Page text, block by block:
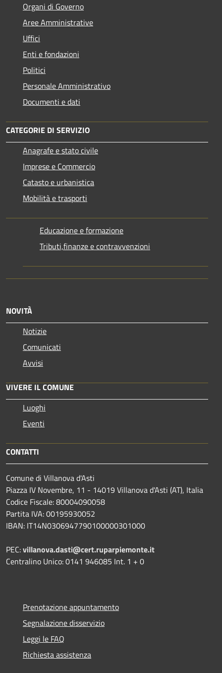
Organi di Governo
Aree Amministrative
Uffici
Enti e fondazioni
Politici
Personale Amministrativo
Documenti e dati
CATEGORIE DI SERVIZIO
Anagrafe e stato civile
Imprese e Commercio
Catasto e urbanistica
Mobilità e trasporti
Educazione e formazione
Tributi,finanze e contravvenzioni
NOVITÀ
Notizie
Comunicati
Avvisi
VIVERE IL COMUNE
Luoghi
Eventi
CONTATTI
Comune di Villanova d'Asti
Piazza IV Novembre, 11 - 14019 Villanova d'Asti (AT), Italia
Codice Fiscale: 80004090058
Partita IVA: 00195930052
IBAN: IT14N0306947790100000301000
PEC:villanova.dasti@cert.ruparpiemonte.it
Centralino Unico: 0141 946085 Int. 1 + 0
Prenotazione appuntamento
Segnalazione disservizio
Leggi le FAQ
Richiesta assistenza